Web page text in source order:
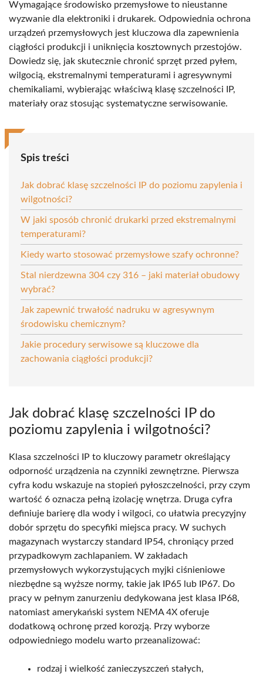
Wymagające środowisko przemysłowe to nieustanne
wyzwanie dla elektroniki i drukarek. Odpowiednia ochrona
urządzeń przemysłowych jest kluczowa dla zapewnienia
ciągłości produkcji i uniknięcia kosztownych przestojów.
Dowiedz się, jak skutecznie chronić sprzęt przed pyłem,
wilgocią, ekstremalnymi temperaturami i agresywnymi
chemikaliami, wybierając właściwą klasę szczelności IP,
materiały oraz stosując systematyczne serwisowanie.
Spis treści
Jak dobrać klasę szczelności IP do poziomu zapylenia i
wilgotności?
W jaki sposób chronić drukarki przed ekstremalnymi
temperaturami?
Kiedy warto stosować przemysłowe szafy ochronne?
Stal nierdzewna 304 czy 316 – jaki materiał obudowy
wybrać?
Jak zapewnić trwałość nadruku w agresywnym
środowisku chemicznym?
Jakie procedury serwisowe są kluczowe dla
zachowania ciągłości produkcji?
Jak dobrać klasę szczelności IP do
poziomu zapylenia i wilgotności?
Klasa szczelności IP to kluczowy parametr określający
odporność urządzenia na czynniki zewnętrzne. Pierwsza
cyfra kodu wskazuje na stopień pyłoszczelności, przy czym
wartość 6 oznacza pełną izolację wnętrza. Druga cyfra
definiuje barierę dla wody i wilgoci, co ułatwia precyzyjny
dobór sprzętu do specyfiki miejsca pracy. W suchych
magazynach wystarczy standard IP54, chroniący przed
przypadkowym zachlapaniem. W zakładach
przemysłowych wykorzystujących myjki ciśnieniowe
niezbędne są wyższe normy, takie jak IP65 lub IP67. Do
pracy w pełnym zanurzeniu dedykowana jest klasa IP68,
natomiast amerykański system NEMA 4X oferuje
dodatkową ochronę przed korozją. Przy wyborze
odpowiedniego modelu warto przeanalizować:
rodzaj i wielkość zanieczyszczeń stałych,